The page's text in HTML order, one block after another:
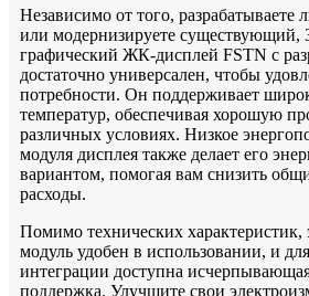
Независимо от того,
или модернизируете
графический ЖК-дисплей FSTN с
достаточно универсален, чтобы
потребности. Он поддерживает
температур, обеспечивая хорошую
различных условиях. Низкое
модуля дисплея также делает его
вариантом, помогая вам снизить
расходы.
Помимо технических характеристик,
модуль удобен в использовании, и
интеграции доступна
поддержка. Улучшите свои